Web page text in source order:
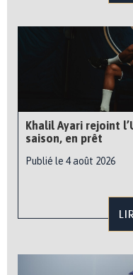
Khalil Ayari rejoint
saison, en prêt
Publié le 4 août 2026